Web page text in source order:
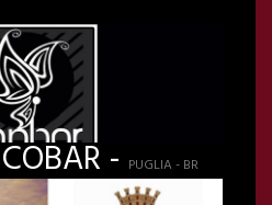
- PUGLIA - BR